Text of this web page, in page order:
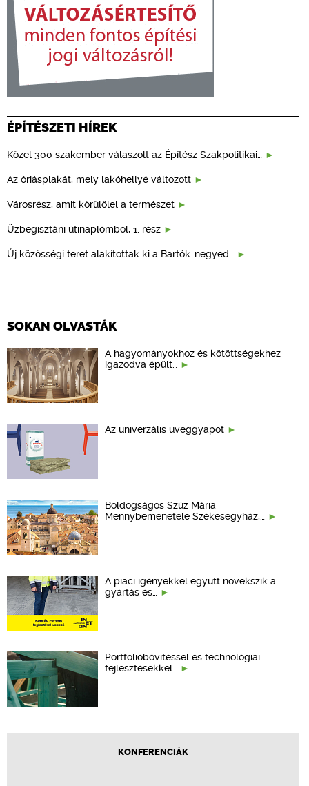
ÉPÍTÉSZETI HÍREK
Közel 300 szakember válaszolt az Építész Szakpolitikai…
Az óriásplakát, mely lakóhellyé változott
Városrész, amit körülölel a természet
Üzbegisztáni útinaplómból, 1. rész
Új közösségi teret alakítottak ki a Bartók-negyed…
SOKAN OLVASTÁK
A hagyományokhoz és kötöttségekhez
igazodva épült…
Az univerzális üveggyapot
Boldogságos Szűz Mária
Mennybemenetele Székesegyház,…
A piaci igényekkel együtt növekszik a
gyártás és…
Portfólióbővítéssel és technológiai
fejlesztésekkel…
KONFERENCIÁK